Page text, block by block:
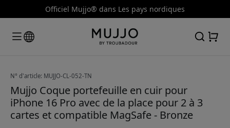
Officiel Mujjo® dans Les pays nordiques
N° d'article: MUJJO-CL-052-TN
Mujjo Coque portefeuille en cuir pour
iPhone 16 Pro avec de la place pour 2 à 3
cartes et compatible MagSafe - Bronze